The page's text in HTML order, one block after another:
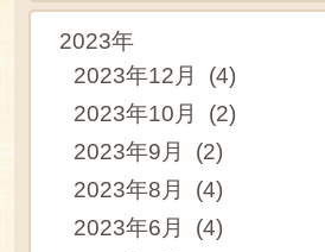
2023年
2023年12月 (4)
2023年10月 (2)
2023年9月 (2)
2023年8月 (4)
2023年6月 (4)